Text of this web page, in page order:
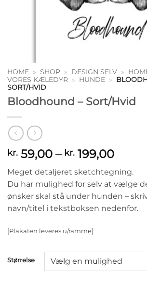
HOME » SHOP » DESIGN SELV »
VORES KÆLEDYR » HUNDE »
SORT/HVID
Bloodhound – Sort/Hvid
kr. 59,00 – kr. 199,00
kr.
til
kr.
Meget detaljeret sketchtegning.
Du har mulighed for selv at vælge
ønsker skal stå under hunden –
navn/titel i tekstboksen nedenfor.
[Plakaten leveres u/ramme]
Størrelse